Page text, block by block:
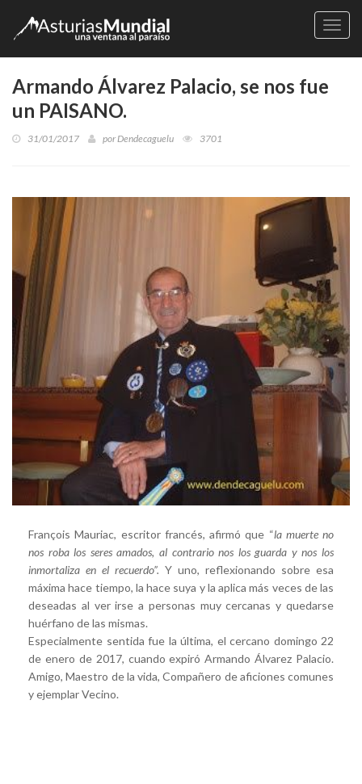
Armando Álvarez Palacio, se nos fue
un PAISANO.
31/01/2017 porDendecaguelu 3701
François Mauriac, escritor francés, afirmó que “la muerte no
nos roba los seres amados, al contrario nos los guarda y nos los
inmortaliza en el recuerdo”. Y uno, reflexionando sobre esa
máxima hace tiempo, la hace suya y la aplica más veces de las
deseadas al ver irse a personas muy cercanas y quedarse
huérfano de las mismas.
Especialmente sentida fue la última, el cercano domingo 22
de enero de 2017, cuando expiró Armando Álvarez Palacio.
Amigo, Maestro de la vida, Compañero de aficiones comunes
y ejemplar Vecino.